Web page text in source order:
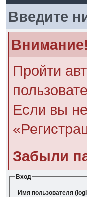
Введите
Внимание!
Пройти
Если вы
Забыли
Вход
Имя пользователя